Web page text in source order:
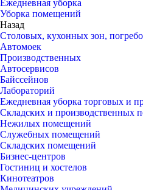
Ежедневная уборка
Уборка помещений
Назад
Столовых, кухонных зон,
Автомоек
Производственных
Автосервисов
Байссейнов
Лабораторий
Ежедневная уборка торговых и
Складских и производственных
Нежилых помещений
Служебных помещений
Складских помещений
Бизнес-центров
Гостиниц и хостелов
Кинотеатров